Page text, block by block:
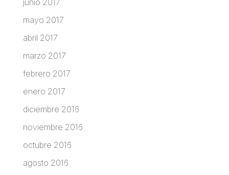
junio 2017
mayo 2017
abril 2017
marzo 2017
febrero 2017
enero 2017
diciembre 2016
noviembre 2016
octubre 2016
agosto 2016